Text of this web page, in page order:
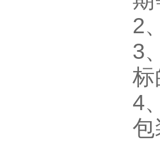
2
3
标
4
包